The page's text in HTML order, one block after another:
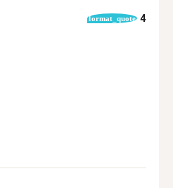
format_quote 4